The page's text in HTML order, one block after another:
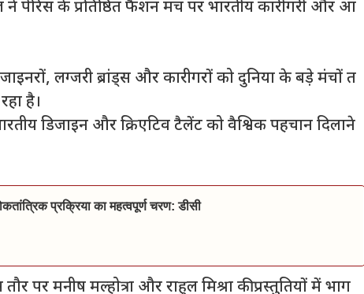
पेरिस के प्रतिष्ठित फैशन मंच पर भारतीय कारीगरी और आ
लग्जरी ब्रांड्स और कारीगरों को दुनिया के बड़े मंचों त
है।
डिजाइन और क्रिएटिव टैलेंट को वैश्विक पहचान दिलाने
प्रक्रिया का महत्वपूर्ण चरण: डीसी
पर मनीष मल्होत्रा और राहुल मिश्रा की प्रस्तुतियों में भाग